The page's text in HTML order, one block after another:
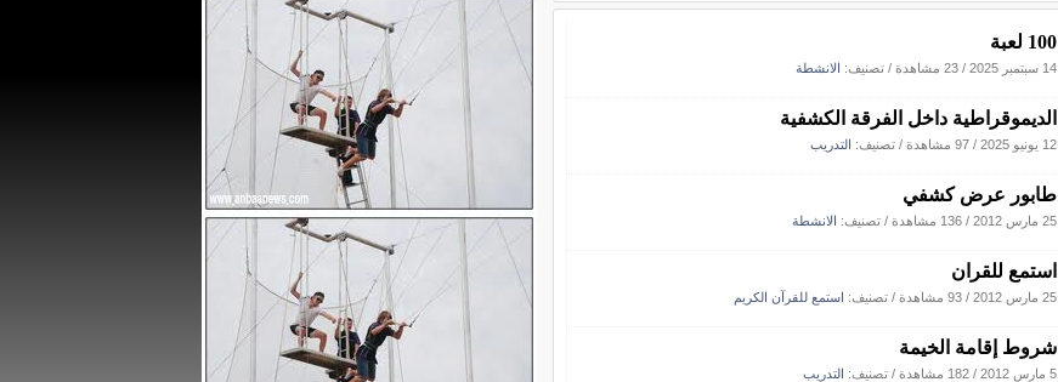
100 لعبة
14 سبتمبر 2025 / 23 مشاهدة / تصنيف: الانشطة
الديموقراطية داخل الفرقة الكشفية
12 يونيو 2025 / 97 مشاهدة / تصنيف: التدريب
طابور عرض كشفي
25 مارس 2012 / 136 مشاهدة / تصنيف: الانشطة
استمع للقران
25 مارس 2012 / 93 مشاهدة / تصنيف: استمع للقرآن الكريم
شروط إقامة الخيمة
5 مارس 2012 / 182 مشاهدة / تصنيف: التدريب